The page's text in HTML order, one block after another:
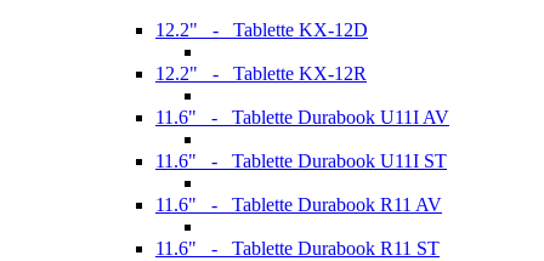
12.2" - Tablette KX-12D
12.2" - Tablette KX-12R
11.6" - Tablette Durabook U11I AV
11.6" - Tablette Durabook U11I ST
11.6" - Tablette Durabook R11 AV
11.6" - Tablette Durabook R11 ST